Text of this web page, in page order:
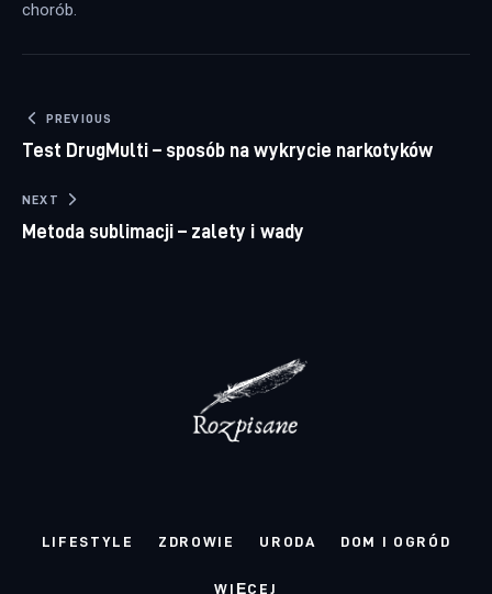
chorób.
Nawigacja wpisu
PREVIOUS
Test DrugMulti – sposób na wykrycie narkotyków
NEXT
Metoda sublimacji – zalety i wady
LIFESTYLE ZDROWIE URODA DOM I OGRÓD
WIĘCEJ